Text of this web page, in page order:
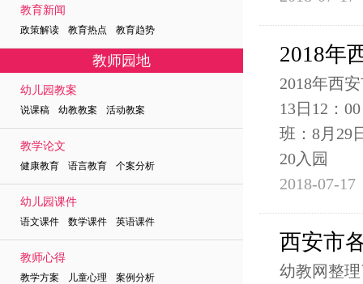
教育新闻
政策解读 教育热点 教育趋势
教师园地
幼儿园教案
说课稿 幼教教案 活动教案
教学论文
健康教育 语言教育 个案分析
幼儿园课件
语文课件 数学课件 英语课件
教师心得
教学方案 儿童心理 案例分析
2018年
2018年西
13日12：
班：8月29
20入园
2018-07-17
西安市
幼教网整